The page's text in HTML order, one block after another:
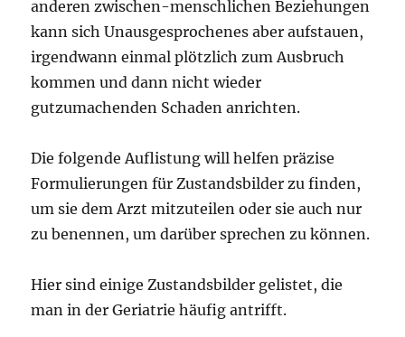
anderen zwischen-menschlichen Beziehungen
kann sich Unausgesprochenes aber aufstauen,
irgendwann einmal plötzlich zum Ausbruch
kommen und dann nicht wieder
gutzumachenden Schaden anrichten.
Die folgende Auflistung will helfen präzise
Formulierungen für Zustandsbilder zu finden,
um sie dem Arzt mitzuteilen oder sie auch nur
zu benennen, um darüber sprechen zu können.
Hier sind einige Zustandsbilder gelistet, die
man in der Geriatrie häufig antrifft.